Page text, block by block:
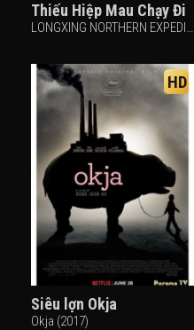
Thiếu Hiệp Mau Chạy Đi
LONGXING NORTHERN EXPEDITION (2023)
HD
Siêu lợn Okja
Okja (2017)